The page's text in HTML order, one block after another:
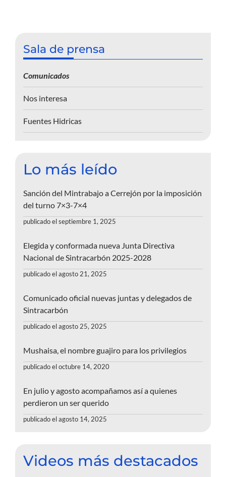
Sala de prensa
Comunicados
Nos interesa
Fuentes Hidricas
Lo más leído
Sanción del Mintrabajo a Cerrejón por la imposición
del turno 7×3-7×4
publicado el septiembre 1, 2025
Elegida y conformada nueva Junta Directiva
Nacional de Sintracarbón 2025-2028
publicado el agosto 21, 2025
Comunicado oficial nuevas juntas y delegados de
Sintracarbón
publicado el agosto 25, 2025
Mushaisa, el nombre guajiro para los privilegios
publicado el octubre 14, 2020
En julio y agosto acompañamos así a quienes
perdieron un ser querido
publicado el agosto 14, 2025
Videos más destacados